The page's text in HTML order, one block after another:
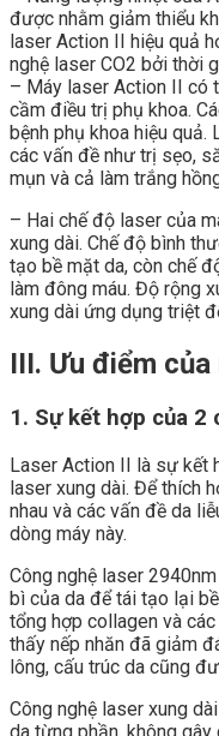
được nhằm giảm thiểu
laser Action II hiệu quả
nghệ laser CO2 bởi thời
– Máy laser Action II có
cầm điều trị phụ khoa.
bệnh phụ khoa hiệu
các vấn đề như trị sẹo,
mụn và cả làm trắng
– Hai chế độ laser của
xung dài. Chế độ bình
tạo bề mặt da, còn chế
làm đông máu. Độ rộng
xung dài ứng dụng triệt
III. Ưu điểm
1. Sự kết hợp của 2
Laser Action II là sự kết
laser xung dài. Để thích
nhau và các vấn đề da
dòng máy này.
Công nghệ laser
bì của da để tái tạo lại
tổng hợp collagen và
thấy nếp nhăn đã giảm
lông, cấu trúc da cũng
Công nghệ laser xung